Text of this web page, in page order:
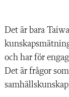
Det är bara
och har för
Det är frågor